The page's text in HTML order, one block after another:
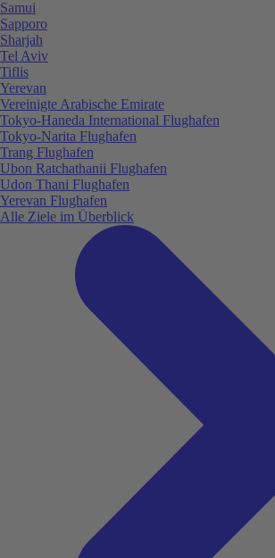
Samui
Sapporo
Sharjah
Tel Aviv
Tiflis
Yerevan
Vereinigte Arabische Emirate
Tokyo-Haneda International Flughafen
Tokyo-Narita Flughafen
Trang Flughafen
Ubon Ratchathanii Flughafen
Udon Thani Flughafen
Yerevan Flughafen
Alle Ziele im Überblick